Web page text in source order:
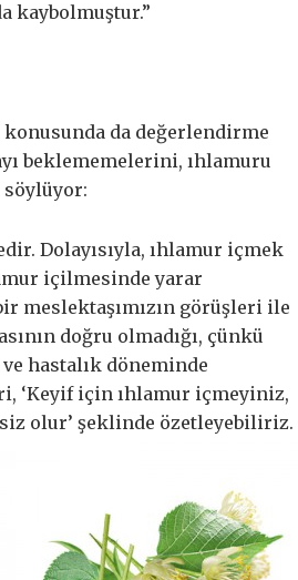
kaybolmuştur.”
da değerlendirme
beklememelerini, ıhlamuru
Dolayısıyla, ıhlamur içmek
içilmesinde yarar
meslektaşımızın görüşleri ile
doğru olmadığı, çünkü
hastalık döneminde
‘Keyif için ıhlamur içmeyiniz,
olur’ şeklinde özetleyebiliriz.